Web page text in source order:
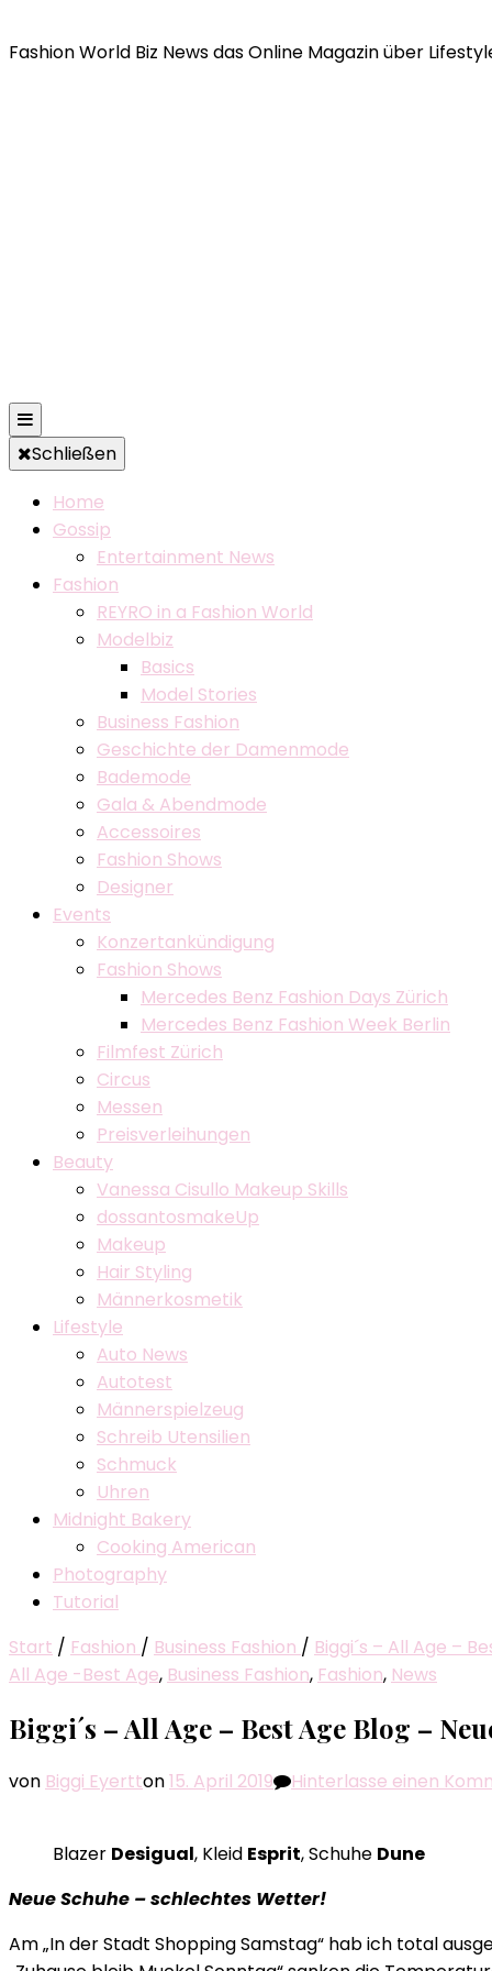
Fashion World Biz News das Online Magazin über
Schließen
Home
Gossip
Entertainment News
Fashion
REYRO in a Fashion World
Modelbiz
Basics
Model Stories
Business Fashion
Geschichte der Damenmode
Bademode
Gala & Abendmode
Accessoires
Fashion Shows
Designer
Events
Konzertankündigung
Fashion Shows
Mercedes Benz Fashion Days Zürich
Mercedes Benz Fashion Week Berlin
Filmfest Zürich
Circus
Messen
Preisverleihungen
Beauty
Vanessa Cisullo Makeup Skills
dossantosmakeUp
Makeup
Hair Styling
Männerkosmetik
Lifestyle
Auto News
Autotest
Männerspielzeug
Schreib Utensilien
Schmuck
Uhren
Midnight Bakery
Cooking American
Photography
Tutorial
Start / Fashion / Business Fashion / Biggi´s – All Age –
All Age -Best Age, Business Fashion, Fashion, News
Biggi´s – All Age – Best Age Blog –
von Biggi Eyertton15. April 2019 Hinterlasse einen
Blazer Desigual, Kleid Esprit, Schuhe Dune
Neue Schuhe – schlechtes Wetter!
Am „In der Stadt Shopping Samstag“ hab ich total